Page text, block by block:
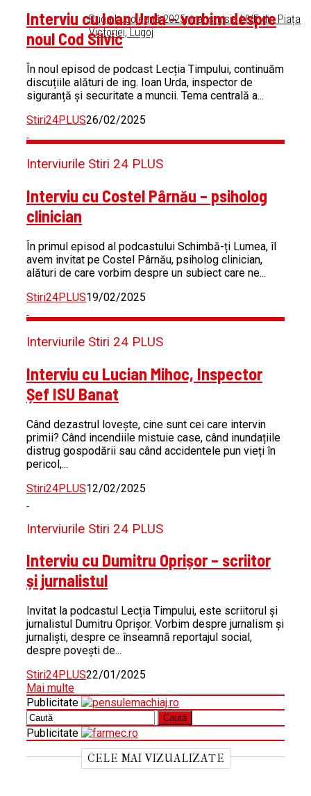
Ruga Lugojeană 2025, transmisie LIVE din Piața
Victoriei, Lugoj
Interviu cu Ioan Urda – vorbim despre
noul Cod Silvic
În noul episod de podcast Lecția Timpului, continuăm
discuțiile alături de ing. Ioan Urda, inspector de
siguranță și securitate a muncii. Tema centrală a...
Stiri24PLUS26/02/2025
Interviurile Stiri 24 PLUS
Interviu cu Costel Pârnău – psiholog
clinician
În primul episod al podcastului Schimbă-ți Lumea, îl
avem invitat pe Costel Pârnău, psiholog clinician,
alături de care vorbim despre un subiect care ne...
Stiri24PLUS19/02/2025
Interviurile Stiri 24 PLUS
Interviu cu Lucian Mihoc, Inspector
Șef ISU Banat
Când dezastrul lovește, cine sunt cei care intervin
primii? Când incendiile mistuie case, când inundațiile
distrug gospodării sau când accidentele pun vieți în
pericol,...
Stiri24PLUS12/02/2025
Interviurile Stiri 24 PLUS
Interviu cu Dumitru Oprișor – scriitor
și jurnalistul
Invitat la podcastul Lecția Timpului, este scriitorul și
jurnalistul Dumitru Oprișor. Vorbim despre jurnalism și
jurnaliști, despre ce înseamnă reportajul social,
despre povești de...
Stiri24PLUS22/01/2025
Mai multe
Publicitate
Publicitate
CELE MAI VIZUALIZATE